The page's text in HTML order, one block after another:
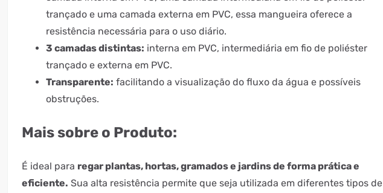
trançado e uma camada externa em PVC, essa mangueira oferece a
resistência necessária para o uso diário.
3 camadas distintas: interna em PVC, intermediária em fio de poliéster
trançado e externa em PVC.
Transparente: facilitando a visualização do fluxo da água e possíveis
obstruções.
Mais sobre o Produto:
É ideal para regar plantas, hortas, gramados e jardins de forma prática e
eficiente. Sua alta resistência permite que seja utilizada em diferentes tipos de